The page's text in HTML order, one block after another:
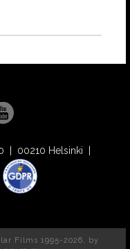
| 00210 Helsinki |
Films 1995-2026, by